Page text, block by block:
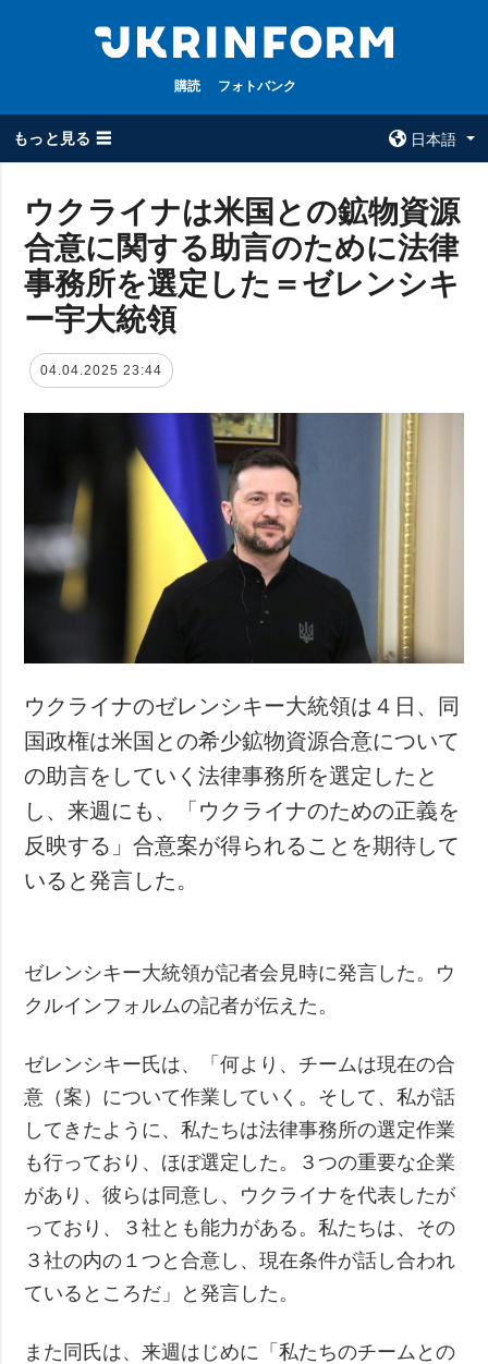
購読 フォトバンク
もっと見る ☰
日本語
全てのトピック
戦争
被占領地
経済・復興
防衛
社会・文化
スポーツ
犯罪
事故・緊急事態
ウクルインフォ
ルム
ウクルインフォル
追加
インタビュー
写真
動画
サービス
購読
フォトバンク
ウクライナは米国との鉱物資源
合意に関する助言のために法律
事務所を選定した＝ゼレンシキ
ー宇大統領
04.04.2025 23:44
ウクライナのゼレンシキー大統領は４日、同
国政権は米国との希少鉱物資源合意について
の助言をしていく法律事務所を選定したと
し、来週にも、「ウクライナのための正義を
反映する」合意案が得られることを期待して
いると発言した。
ゼレンシキー大統領が記者会見時に発言した。ウ
クルインフォルムの記者が伝えた。
ゼレンシキー氏は、「何より、チームは現在の合
意（案）について作業していく。そして、私が話
してきたように、私たちは法律事務所の選定作業
も行っており、ほぼ選定した。３つの重要な企業
があり、彼らは同意し、ウクライナを代表したが
っており、３社とも能力がある。私たちは、その
３社の内の１つと合意し、現在条件が話し合われ
ているところだ」と発言した。
また同氏は、来週はじめに「私たちのチームとの